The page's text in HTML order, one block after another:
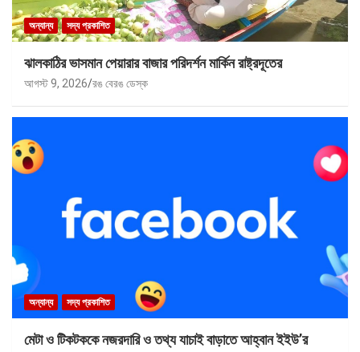
অন্যান্য সদ্য প্রকাশিত
ঝালকাঠির ভাসমান পেয়ারার বাজার পরিদর্শন মার্কিন রাষ্ট্রদূতের
আগস্ট 9, 2026 রঙ বেরঙ ডেস্ক
অন্যান্য সদ্য প্রকাশিত
মেটা ও টিকটককে নজরদারি ও তথ্য যাচাই বাড়াতে আহ্বান ইইউ’র